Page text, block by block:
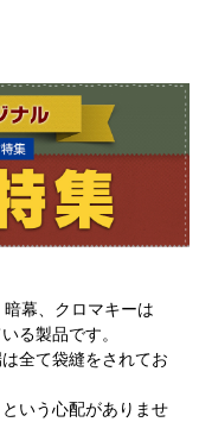
幕、クロマキーは
る製品です。
全て袋縫をされてお
いう心配がありませ